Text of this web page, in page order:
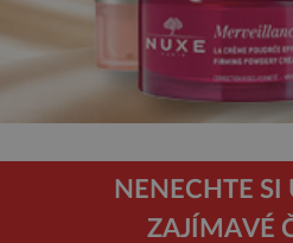
NENECHTE SI
ZAJÍMAVÉ